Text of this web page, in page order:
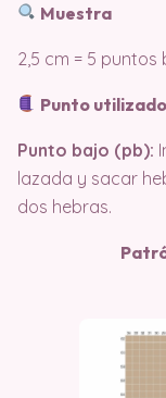
Muestra
2,5 cm = 5 puntos
Punto utilizado
Punto bajo (pb):
lazada y sacar
dos hebras.